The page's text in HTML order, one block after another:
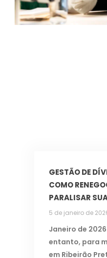
GESTÃO DE
COMO
PARALISAR
5 de janeiro de
Janeiro de
entanto, para
em Ribeirão